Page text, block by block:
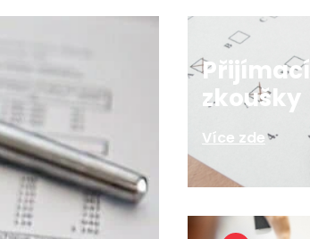
Přijímací
zkoušky
Více zde